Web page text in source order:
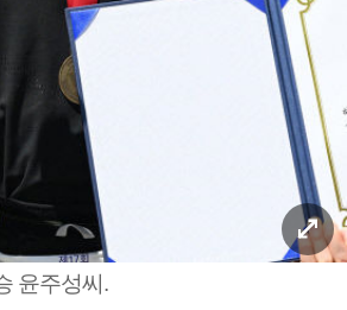
윤주성씨.